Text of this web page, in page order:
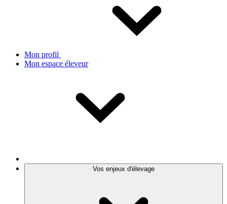
Mon profil
Mon espace éleveur
Vos enjeux d'élevage